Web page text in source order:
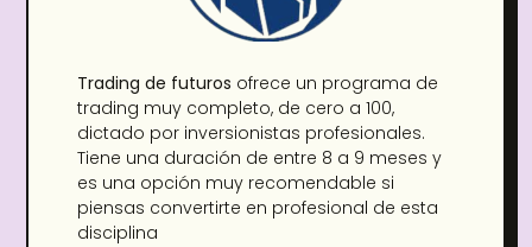
Trading de futuros ofrece un programa de
trading muy completo, de cero a 100,
dictado por inversionistas profesionales.
Tiene una duración de entre 8 a 9 meses y
es una opción muy recomendable si
piensas convertirte en profesional de esta
disciplina